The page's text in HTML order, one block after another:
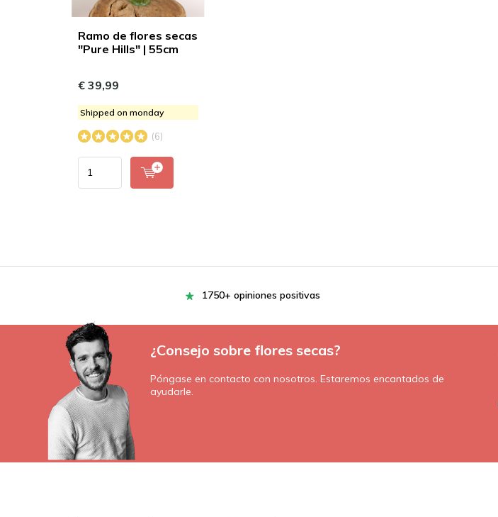
Ramo de flores secas
"Pure Hills" | 55cm
€ 39,99
Shipped on monday
(6)
1750+ opiniones positivas
¿Consejo sobre flores secas?
Póngase en contacto con nosotros. Estaremos encantados de
ayudarle.